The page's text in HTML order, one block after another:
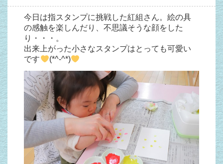
今日は指スタンプに挑戦した紅組さん。絵の具
の感触を楽しんだり、不思議そうな顔をした
り・・・。
出来上がった小さなスタンプはとっても可愛い
です
(*^-^*)